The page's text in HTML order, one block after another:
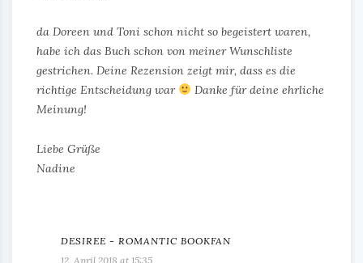
da Doreen und Toni schon nicht so begeistert waren,
habe ich das Buch schon von meiner Wunschliste
gestrichen. Deine Rezension zeigt mir, dass es die
richtige Entscheidung war
Danke für deine ehrliche
Meinung!
Liebe Grüße
Nadine
DESIREE - ROMANTIC BOOKFAN
12. April 2018 at 15:35